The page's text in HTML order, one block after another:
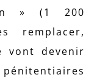
» (1 200
remplacer,
vont devenir